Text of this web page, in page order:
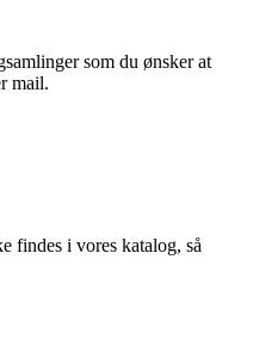
som du ønsker at
mail.
findes i vores katalog, så